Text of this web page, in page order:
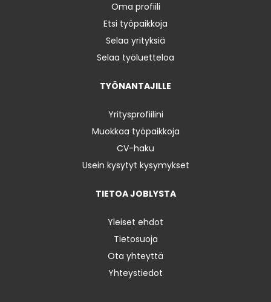
Oma profiili
Etsi työpaikkoja
Selaa yrityksiä
Selaa työluetteloa
TYÖNANTAJILLE
Yritysprofiilini
Muokkaa työpaikkoja
CV-haku
Usein kysytyt kysymykset
TIETOA JOBLYSTA
Yleiset ehdot
Tietosuoja
Ota yhteyttä
Yhteystiedot